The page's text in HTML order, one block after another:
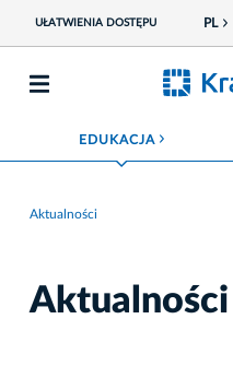
UŁATWIENIA DOSTĘPU PL
EDUKACJAROZWIŃ MENU
Aktualności
Aktualności